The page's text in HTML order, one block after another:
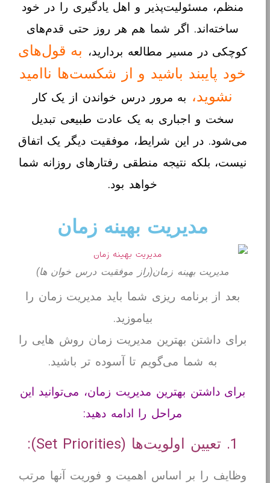
منظم، مسئولیت‌پذیر و اهل یادگیری را در خود
ساخته‌اند. اگر شما هم هر روز حتی قدم‌های
کوچکی در مسیر مطالعه بردارید، به قول‌های
خود پایبند باشید و از شکست‌ها ناامید
نشوید، به مرور درس خواندن از یک کار
سخت و اجباری به یک عادت طبیعی تبدیل
می‌شود. در این شرایط، موفقیت دیگر یک اتفاق
نیست، بلکه نتیجه منطقی رفتارهای روزانه شما
خواهد بود.
مدیریت بهینه زمان
مدیریت بهینه زمان(راز موفقیت درس خوان ها)
بعد از برنامه ریزی شما باید مدیریت زمان را
بیاموزید.
برای داشتن بهترین مدیریت زمان روش هایی را
به شما می‌گویم تا آسوده تر باشید.
برای داشتن بهترین مدیریت زمان، می‌توانید این
مراحل را ادامه دهید:
1. تعیین اولویت‌ها (Set Priorities):
وظایف را بر اساس اهمیت و فوریت آنها مرتب